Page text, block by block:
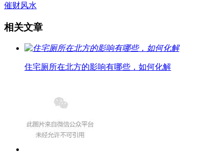
催财风水
相关文章
住宅厕所在北方的影响有哪些，如何化解